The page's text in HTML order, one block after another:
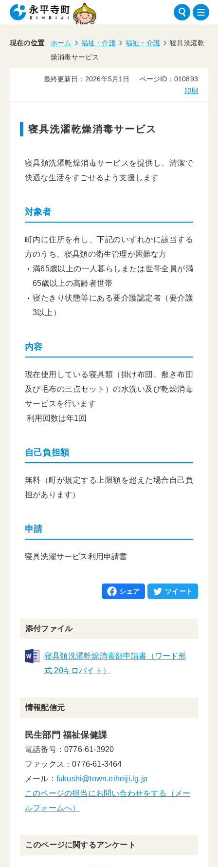
現在の位置 ホーム 福祉・介護 福祉・介護
寝具洗濯乾
燥消毒サービス
最終更新日：2026年5月1日
ページID：010893
印刷
寝具洗濯乾燥消毒サービス
寝具類洗濯乾燥消毒サービスを提供し、清潔で
快適な生活をすごせるよう支援します
対象者
町内に住所を有し、下記のいずれかに該当する
方のうち、寝具類の衛生管理が困難な方
満65歳以上の一人暮らしまたは世帯全員が満
65歳以上の高齢者世帯
寝たきり状態等にある要介護認定者（要介護
3以上）
内容
現在使用している寝具類（掛け布団、敷き布団
及び毛布の三点セット）の水洗い及び乾燥消毒
サービスを行います
利用回数は年1回
自己負担額
無料（町が規定する上限額を超えた場合自己負
担があります）
申請
寝具洗濯サービス利用申請書
シェア ツイート
添付ファイル
寝具類洗濯乾燥消毒額申請書（ワード形
式 20キロバイト）
情報配信元
民生部門 福祉保健課
電話番号：0776-61-3920
ファックス：0776-61-3464
メール： fukushi@town.eiheiji.lg.jp
このページの担当にお問い合わせをする（メー
ルフォームへ）
このページに関するアンケート